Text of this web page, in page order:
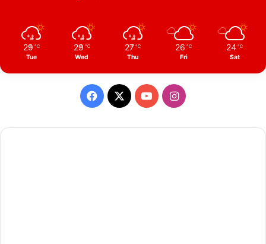
29 ℃
Tue
29 ℃
Wed
27 ℃
Thu
26 ℃
Fri
24 ℃
Sat
Facebook
X YouTubeInstagram